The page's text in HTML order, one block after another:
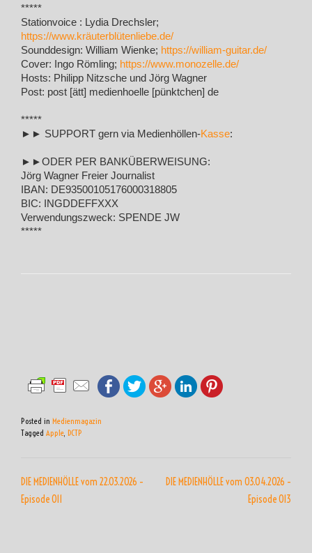
*****
Stationvoice : Lydia Drechsler;
https://www.kräuterblütenliebe.de/
Sounddesign: William Wienke; https://william-guitar.de/
Cover: Ingo Römling; https://www.monozelle.de/
Hosts: Philipp Nitzsche und Jörg Wagner
Post: post [ätt] medienhoelle [pünktchen] de
*****
►► SUPPORT gern via Medienhöllen-Kasse:
►►ODER PER BANKÜBERWEISUNG:
Jörg Wagner Freier Journalist
IBAN: DE93500105176000318805
BIC: INGDDEFFXXX
Verwendungszweck: SPENDE JW
*****
Posted in Medienmagazin
Tagged Apple, DCTP
DIE MEDIENHÖLLE vom 22.03.2026 –
Episode 011
DIE MEDIENHÖLLE vom 03.04.2026 –
Episode 013